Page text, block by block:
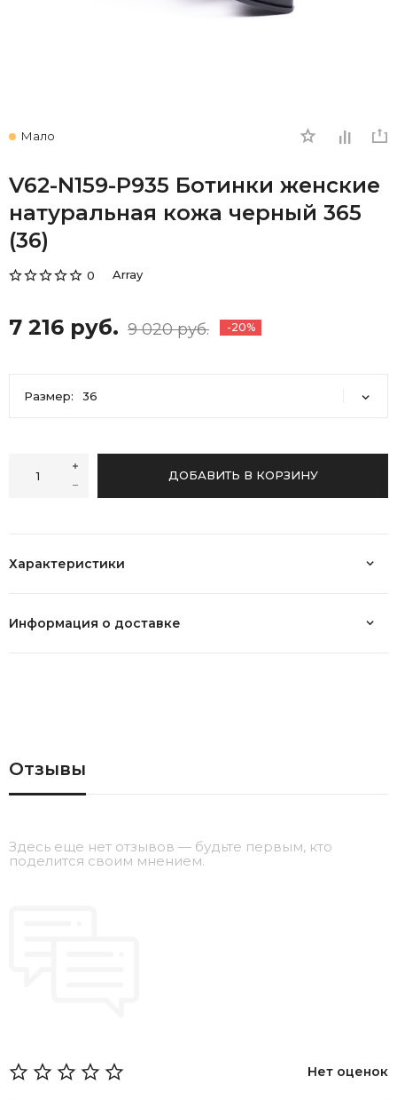
Мало
V62-N159-P935 Ботинки женские
натуральная кожа черный 365
(36)
0 Array
7 216 руб. 9 020 руб. -20%
Размер: 36
ДОБАВИТЬ В КОРЗИНУ
Характеристики
Информация о доставке
Отзывы
Здесь еще нет отзывов — будьте первым, кто
поделится своим мнением.
Нет оценок